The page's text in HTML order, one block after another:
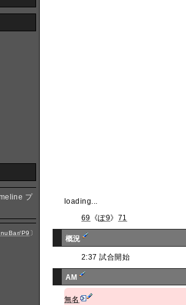
loading...
69 《ぽ9》 71
概況
2:37 試合開始
AM
無名
プ
P9 〕